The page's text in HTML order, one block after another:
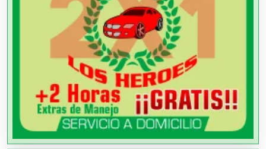
Agencias de Cobranza
Agencias de Colocación
Agencias de Modelos